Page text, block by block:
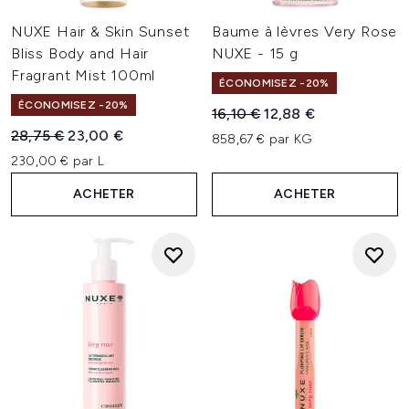
NUXE Hair & Skin Sunset
Bliss Body and Hair
Fragrant Mist 100ml
ÉCONOMISEZ -20%
Prix de vente :
28,75 €Prix ​​actuel :
23,00 €
230,00 € par L
ACHETER
Baume à lèvres Very Rose
NUXE - 15 g
ÉCONOMISEZ -20%
Prix de vente :
16,10 €Prix ​​actuel :
12,88 €
858,67 € par KG
ACHETER